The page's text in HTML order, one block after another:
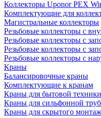
Коллекторы Uponor PEX
Комплектующие для
Магистральные коллекторы
Резьбовые коллекторы с
Резьбовые коллекторы с
Резьбовые коллекторы с
Резьбовые коллекторы с
Краны
Балансировочные краны
Комплектующие к кранам
Краны для бытовой техники
Краны для сильфонной
Краны для скрытого